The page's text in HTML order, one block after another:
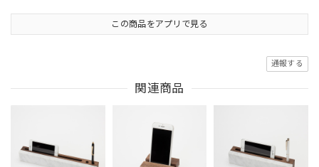
この商品をアプリで見る
通報する
関連商品